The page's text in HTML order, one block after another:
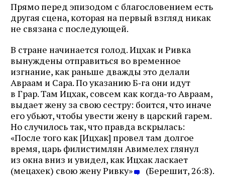
Прямо перед эпизодом с благословением есть
другая сцена, которая на первый взгляд никак
не связана с последующей.
В стране начинается голод. Ицхак и Ривка
вынуждены отправиться во временное
изгнание, как раньше дважды это делали
Авраам и Сара. По указанию Б‑га они идут
в Грар. Там Ицхак, совсем как когда‑то Авраам,
выдает жену за свою сестру: боится, что иначе
его убьют, чтобы увести жену в царский гарем.
Но случилось так, что правда вскрылась:
«После того как [Ицхак] провел там долгое
время, царь филистимлян Авимелех глянул
из окна вниз и увидел, как Ицхак ласкает
(мецахек) свою жену Ривку»
(Берешит, 26:8).